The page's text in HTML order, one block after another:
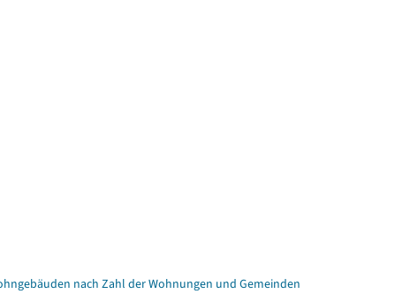
nach Zahl der Wohnungen und Gemeinden